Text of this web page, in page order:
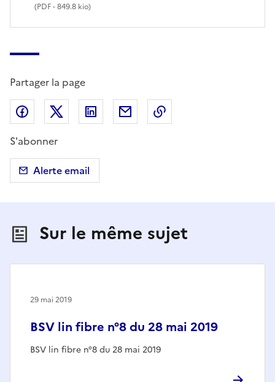
(PDF- 849.8 kio)
Partager la page
Partager sur Facebook
Partager sur X (anciennement Twitter)
Partager sur LinkedIn
Partager par email
S'abonner
Alerte email
Sur le même sujet
BSV lin fibre n°8 du 28 mai 2019
BSV lin fibre n°8 du 28 mai 2019
29 mai 2019